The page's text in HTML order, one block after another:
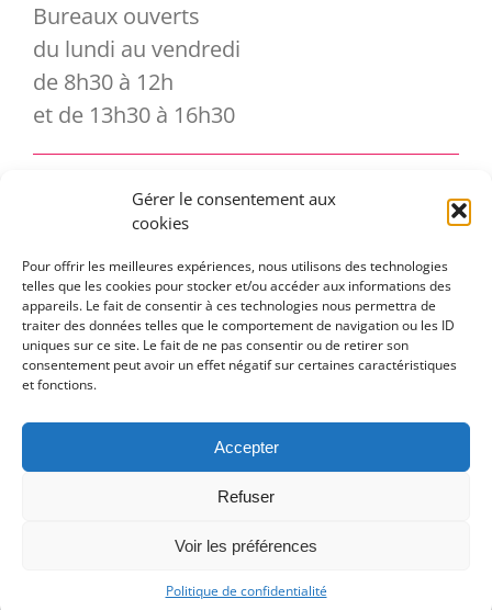
Gérer le consentement aux
cookies
Pour offrir les meilleures expériences, nous utilisons des technologies
telles que les cookies pour stocker et/ou accéder aux informations des
appareils. Le fait de consentir à ces technologies nous permettra de
traiter des données telles que le comportement de navigation ou les ID
uniques sur ce site. Le fait de ne pas consentir ou de retirer son
consentement peut avoir un effet négatif sur certaines caractéristiques
et fonctions.
Accepter
Refuser
Voir les préférences
Politique de confidentialité
Bureaux ouverts
du lundi au vendredi
de 8h30 à 12h
et de 13h30 à 16h30
Vous souhaitez vous abonner à notre